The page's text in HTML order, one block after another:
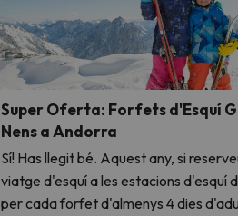
Super Oferta: Forfets d'Esquí
Nens a Andorra
Sí! Has llegit bé. Aquest any, si
viatge d'esquí a les estacions d'esquí
per cada forfet d'almenys 4 dies